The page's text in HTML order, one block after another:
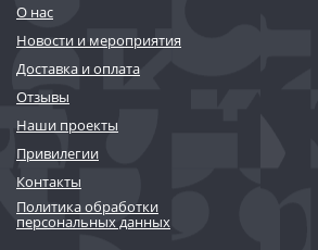
О нас
Новости и мероприятия
Доставка и оплата
Отзывы
Наши проекты
Привилегии
Контакты
Политика обработки
персональных данных